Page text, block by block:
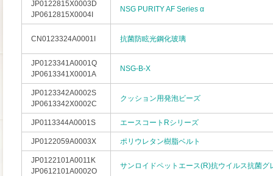
JP0122815X0003D
JP0612815X0004I
NSG PURITY AF Series α
CN0123324A0001I 抗菌防眩光鋼化玻璃
JP0123341A0001Q
JP0613341X0001A
NSG-B-X
JP0123342A0002S
JP0613342X0002C
クッション用発泡ビーズ
JP0113344A0001S エースコートRシリーズ
JP0122059A0003X ポリウレタン樹脂ベルト
JP0122101A0011K
JP0612101A0002O
サンロイドペットエース(R)抗ウイルス抗菌グ